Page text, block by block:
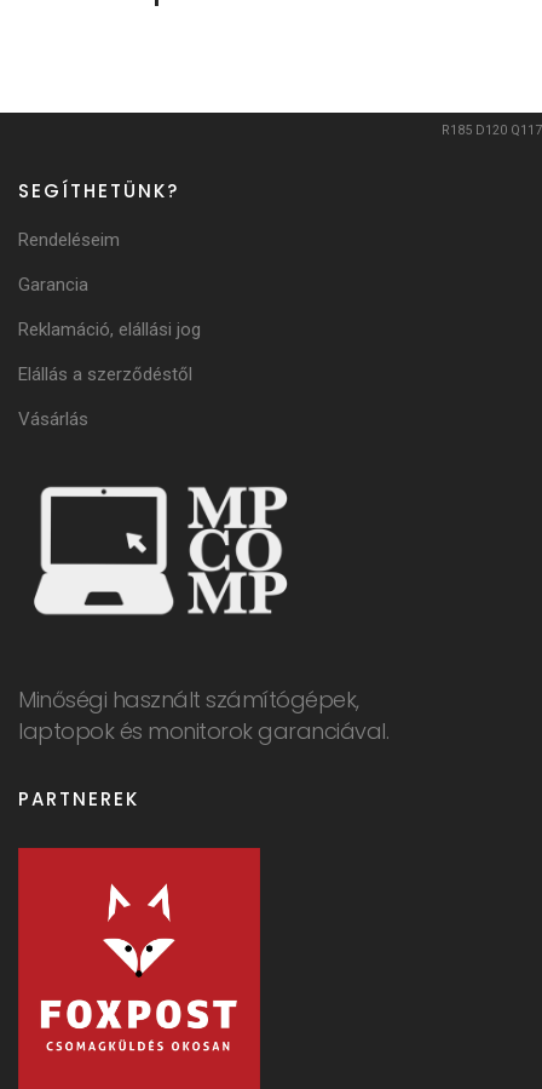
R185 D120 Q117
Minőségi használt számítógépek,
laptopok és monitorok garanciával.
SEGÍTHETÜNK?
Rendeléseim
Garancia
Reklamáció, elállási jog
Elállás a szerződéstől
Vásárlás
PARTNEREK